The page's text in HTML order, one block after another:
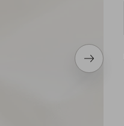
Volgend
item